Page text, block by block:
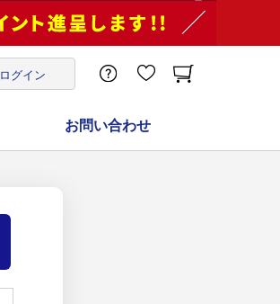
ログイン
お問い合わせ